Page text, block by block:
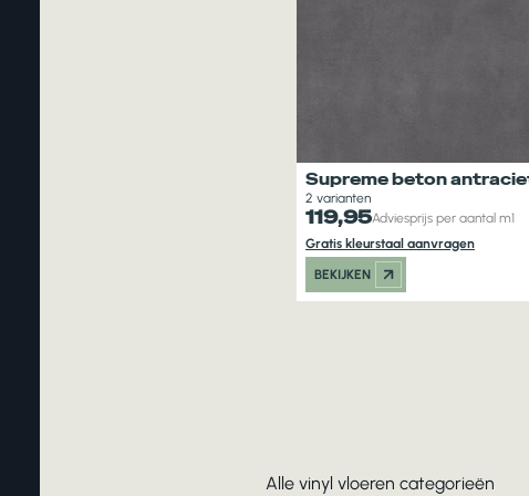
Supreme beton
2 varianten
119,95Adviesprijs per aantal m1
Gratis kleurstaal aanvragen
BEKIJKEN
Alle vinyl vloeren categorieën